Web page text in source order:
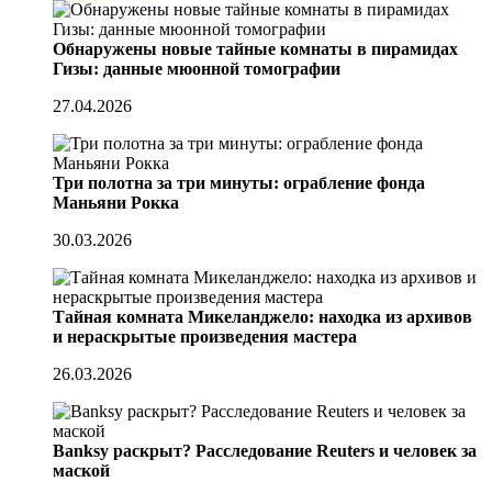
Обнаружены новые тайные комнаты в пирамидах
Гизы: данные мюонной томографии
27.04.2026
Три полотна за три минуты: ограбление фонда
Маньяни Рокка
30.03.2026
Тайная комната Микеланджело: находка из архивов
и нераскрытые произведения мастера
26.03.2026
Banksy раскрыт? Расследование Reuters и человек за
маской